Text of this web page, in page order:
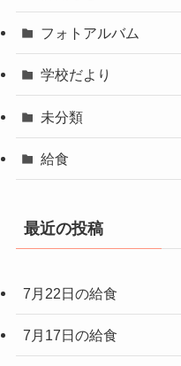
フォトアルバム
学校だより
未分類
給食
最近の投稿
7月22日の給食
7月17日の給食